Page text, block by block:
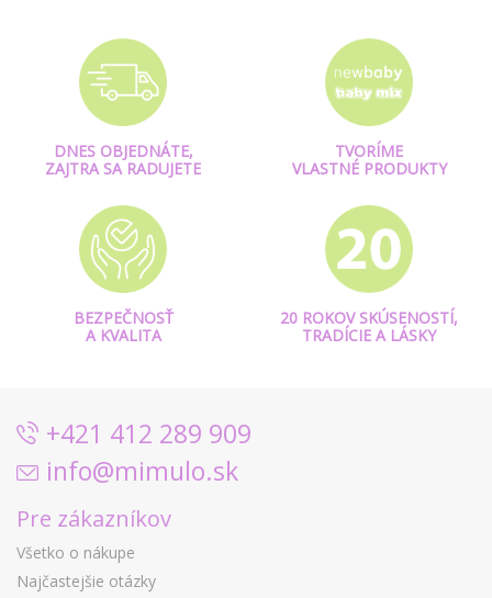
DNES OBJEDNÁTE,
ZAJTRA SA RADUJETE
TVORÍME
VLASTNÉ PRODUKTY
BEZPEČNOSŤ
A KVALITA
20 ROKOV SKÚSENOSTÍ,
TRADÍCIE A LÁSKY
+421 412 289 909
info@mimulo.sk
Pre zákazníkov
Všetko o nákupe
Najčastejšie otázky